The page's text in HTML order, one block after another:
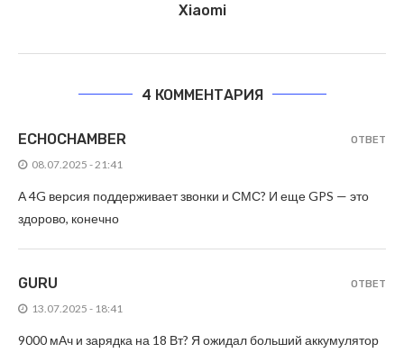
Xiaomi
4 КОММЕНТАРИЯ
ECHOCHAMBER
08.07.2025 - 21:41
А 4G версия поддерживает звонки и СМС? И еще GPS — это
здорово, конечно
ОТВЕТ
GURU
13.07.2025 - 18:41
9000 мАч и зарядка на 18 Вт? Я ожидал больший аккумулятор
ОТВЕТ